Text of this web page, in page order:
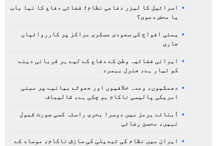
اسرائیل کا لیزر دفاعی نظام؛ فضائی دفاع کا نیا باب
یا محض دعوی؟
یمنی افواج کی سعودی عسکری مراکز پر کارروائیاں
جاری
ایرانی فضائیہ وطن کے دفاع کے لیے ہر قربانی دینے
کو تیار ہے، جنرل بہمرد
دھمکیوں، وعدہ خلافیوں اور جھوٹے بیانیے پر مبنی
امریکی پالیسی ناکام ہو چکی ہے، قالیباف
آبنائے ہرمز میں دوسرا بحری راستہ کسی صورت قبول
نہیں، محسن رضائی
ایران میں نظام کی تبدیلی کی سازش ناکام، موساد کے